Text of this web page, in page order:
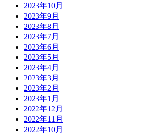
2023年10月
2023年9月
2023年8月
2023年7月
2023年6月
2023年5月
2023年4月
2023年3月
2023年2月
2023年1月
2022年12月
2022年11月
2022年10月